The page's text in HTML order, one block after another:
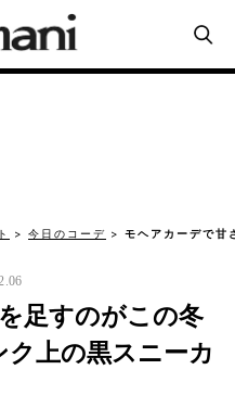
今日のコーデ モヘアカーデで
足すのがこの冬
ク上の黒スニーカ